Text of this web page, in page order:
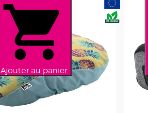
Ajouter au panier